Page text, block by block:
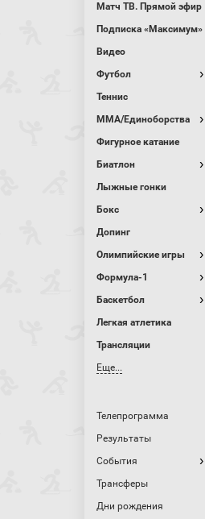
Матч ТВ. Прямой эфир
Подписка «Максимум»
Видео
Футбол
Теннис
MMA/Единоборства
Фигурное катание
Биатлон
Лыжные гонки
Бокс
Допинг
Олимпийские игры
Формула-1
Баскетбол
Легкая атлетика
Трансляции
Еще...
Телепрограмма
Результаты
События
Трансферы
Дни рождения